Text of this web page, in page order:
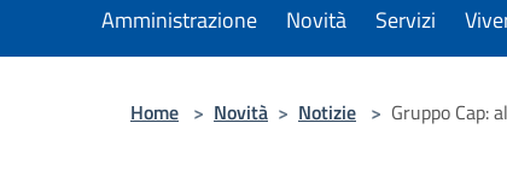
Amministrazione Novità Servizi
Home > Novità > Notizie > Gruppo Cap: